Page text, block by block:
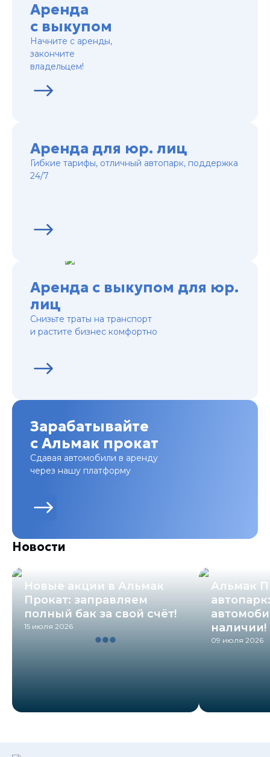
Аренда
с выкупом
Начните с аренды,
закончите
владельцем!
Аренда для юр. лиц
Гибкие тарифы, отличный автопарк, поддержка
24/7
Аренда с выкупом для юр.
лиц
Снизьте траты на транспорт
и растите бизнес комфортно
Зарабатывайте
с Альмак прокат
Сдавая автомобили в аренду
через нашу платформу
Новости
Новые акции в Альмак
Прокат: заправляем
полный бак за свой счёт!
15 июля 2026
Альмак
наличии!
09 июля 2026